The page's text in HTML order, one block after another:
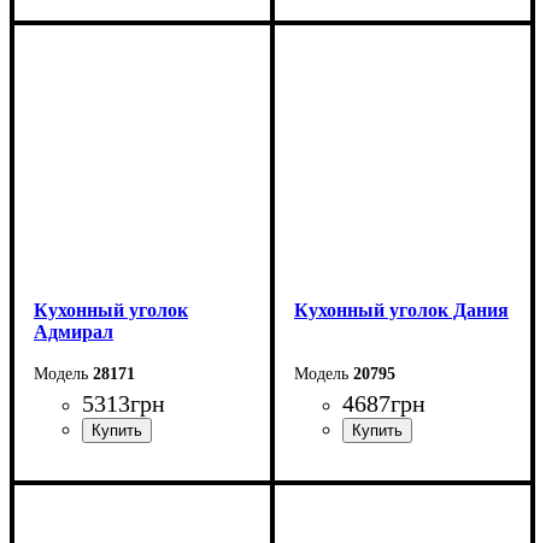
Длина: 171,6 см
Длина: 110 см
Кухонный уголок
Адмирал
28171
5313грн
Длина: 150 см
Кухонный уголок Дания
20795
4687грн